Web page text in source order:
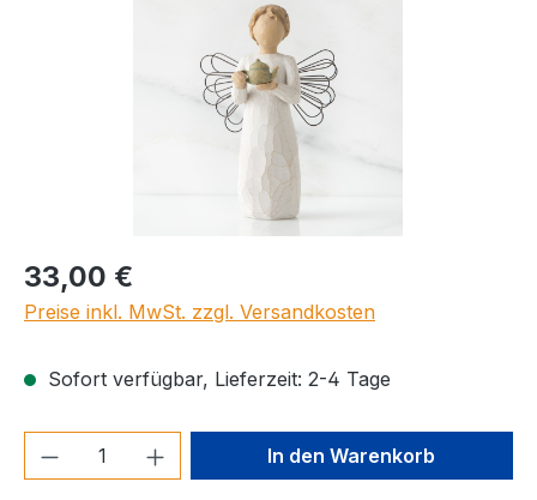
Regulärer Preis:
33,00 €
Preise inkl. MwSt. zzgl. Versandkosten
Sofort verfügbar, Lieferzeit: 2-4 Tage
Produkt Anzahl: Gib denIn den Warenkorb